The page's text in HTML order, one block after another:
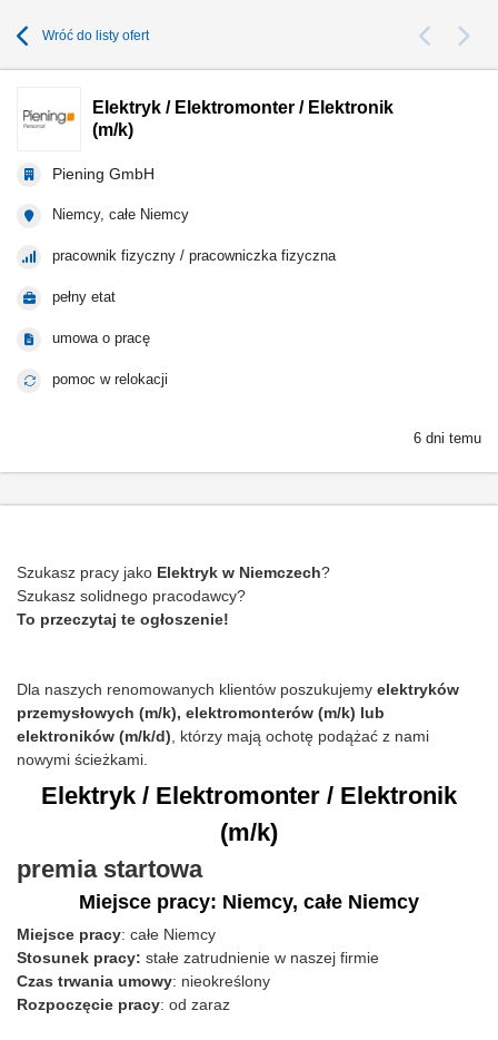
Wróć do listy ofert
Elektryk / Elektromonter / Elektronik
(m/k)
Piening GmbH
Niemcy, całe Niemcy
pracownik fizyczny / pracowniczka fizyczna
pełny etat
umowa o pracę
pomoc w relokacji
6 dni temu
Szukasz pracy jako Elektryk w Niemczech?
Szukasz solidnego pracodawcy?
To przeczytaj te ogłoszenie!
Dla naszych renomowanych klientów poszukujemy elektryków
przemysłowych (m/k), elektromonterów (m/k) lub
elektroników (m/k/d) , którzy mają ochotę podążać z nami
nowymi ścieżkami.
Elektryk / Elektromonter / Elektronik
(m/k)
premia startowa
Miejsce pracy: Niemcy, całe Niemcy
Miejsce pracy: całe Niemcy
Stosunek pracy: stałe zatrudnienie w naszej firmie
Czas trwania umowy: nieokreślony
Rozpoczęcie pracy: od zaraz